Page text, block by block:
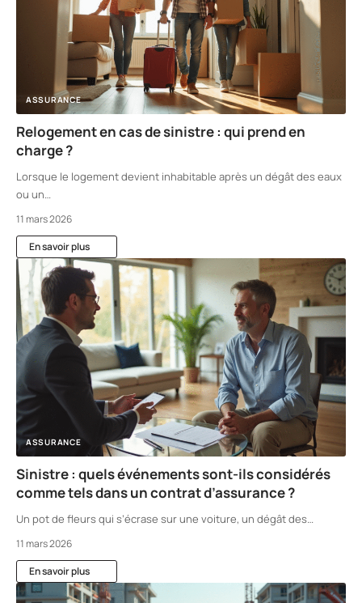
ASSURANCE
Relogement en cas de sinistre : qui prend en
charge ?
Lorsque le logement devient inhabitable après un dégât des eaux
ou un…
11 mars 2026
En savoir plus
ASSURANCE
Sinistre : quels événements sont-ils considérés
comme tels dans un contrat d’assurance ?
Un pot de fleurs qui s’écrase sur une voiture, un dégât des…
11 mars 2026
En savoir plus